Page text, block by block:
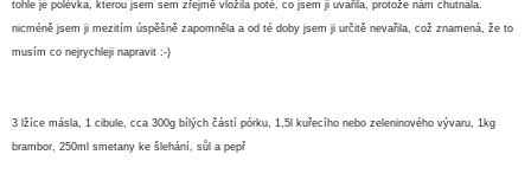
tohle je polévka, kterou jsem sem zřejmě vložila poté, co jsem ji uvařila, protože nám chutnala.
nicméně jsem ji mezitím úspěšně zapomněla a od té doby jsem ji určitě nevařila, což znamená, že to
musím co nejrychleji napravit :-)
3 lžíce másla, 1 cibule, cca 300g bílých částí pórku, 1,5l kuřecího nebo zeleninového vývaru, 1kg
brambor, 250ml smetany ke šlehání, sůl a pepř